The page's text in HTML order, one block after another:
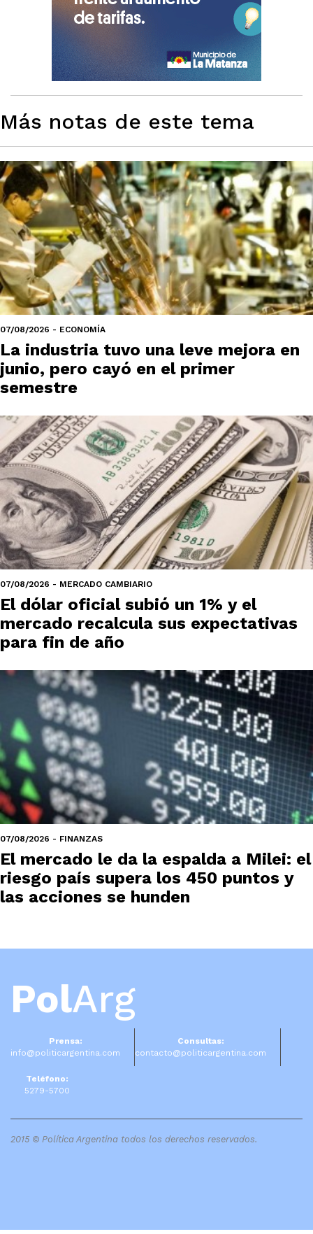
Más notas de este tema
07/08/2026 - ECONOMÍA
La industria tuvo una leve mejora en
junio, pero cayó en el primer
semestre
07/08/2026 - MERCADO CAMBIARIO
El dólar oficial subió un 1% y el
mercado recalcula sus expectativas
para fin de año
07/08/2026 - FINANZAS
El mercado le da la espalda a Milei: el
riesgo país supera los 450 puntos y
las acciones se hunden
PolArg
Prensa:
info@politicargentina.com
Consultas:
contacto@politicargentina.com
Teléfono:
5279-5700
2015 © Política Argentina todos los derechos reservados.